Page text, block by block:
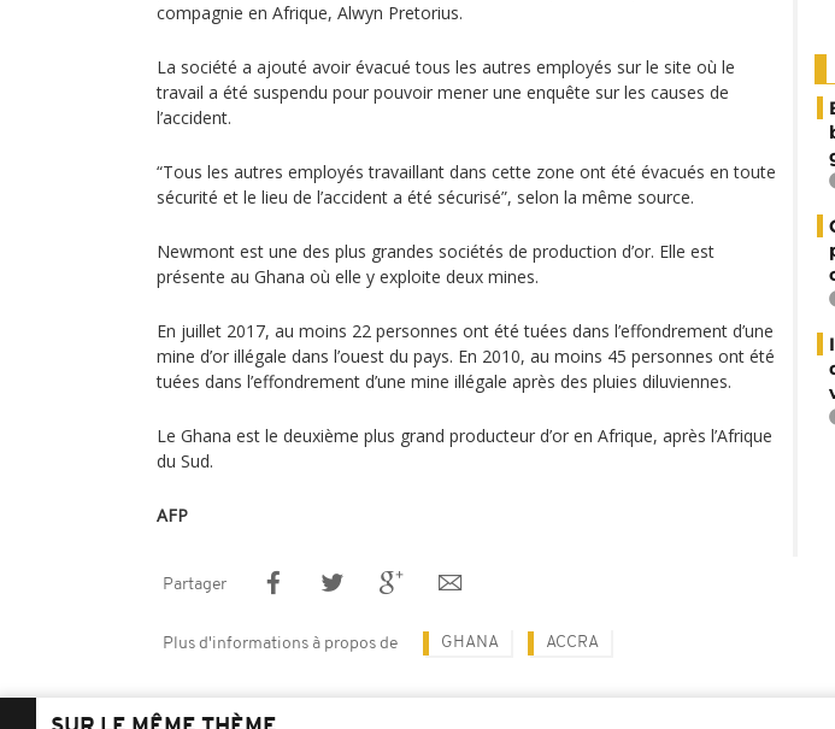
compagnie en Afrique, Alwyn Pretorius.
La société a ajouté avoir évacué tous les autres employés sur le site où le
travail a été suspendu pour pouvoir mener une enquête sur les causes de
l’accident.
“Tous les autres employés travaillant dans cette zone ont été évacués en toute
sécurité et le lieu de l’accident a été sécurisé”, selon la même source.
Newmont est une des plus grandes sociétés de production d’or. Elle est
présente au Ghana où elle y exploite deux mines.
En juillet 2017, au moins 22 personnes ont été tuées dans l’effondrement d’une
mine d’or illégale dans l’ouest du pays. En 2010, au moins 45 personnes ont été
tuées dans l’effondrement d’une mine illégale après des pluies diluviennes.
Le Ghana est le deuxième plus grand producteur d’or en Afrique, après l’Afrique
du Sud.
AFP
Partager
Plus d'informations à propos de GHANA ACCRA